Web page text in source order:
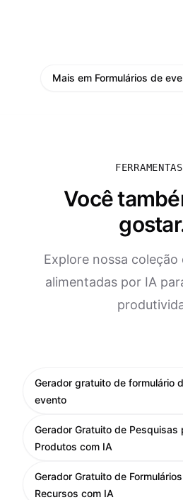
Mais em Formulários de
Você
Explore nossa
alimentadas por IA
Gerador gratuito de formulário
evento
Gerador Gratuito de Pesquisas
Produtos com IA
Gerador Gratuito de
Recursos com IA